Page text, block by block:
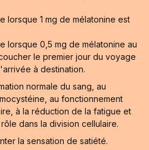
lorsque 1 mg de mélatonine est
lorsque 0,5 mg de mélatonine au
le premier jour du voyage
à destination.
normale du sang, au
au fonctionnement
à la réduction de la fatigue et
dans la division cellulaire.
la sensation de satiété.